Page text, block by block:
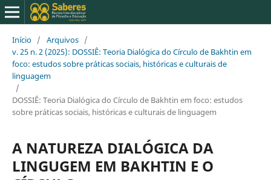
Início / Arquivos /
v. 25 n. 2 (2025): DOSSIÊ: Teoria Dialógica do Círculo de Bakhtin em
foco: estudos sobre práticas sociais, históricas e culturais de
linguagem
/
DOSSIÊ: Teoria Dialógica do Círculo de Bakhtin em foco: estudos
sobre práticas sociais, históricas e culturais de linguagem
A NATUREZA DIALÓGICA DA
LINGUGEM EM BAKHTIN E O